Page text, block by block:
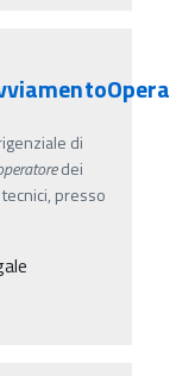
di
dei
presso